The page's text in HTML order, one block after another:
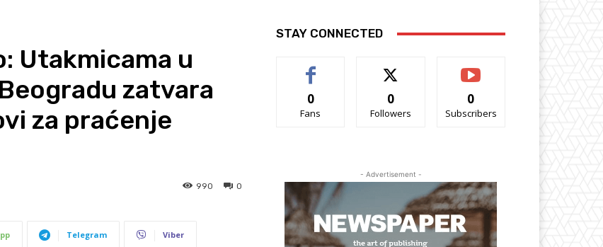
Utakmicama u
zatvara
za praćenje
0
990
Telegram Viber
STAY CONNECTED
0
Fans
0
Followers
0
Subscribers
- Advertisement -